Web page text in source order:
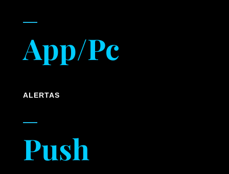
App/Pc
ALERTAS
Push